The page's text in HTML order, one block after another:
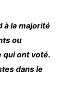
à la majorité
ou
qui ont voté.
dans le